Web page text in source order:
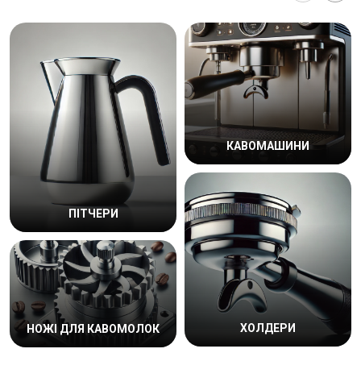
ПІТЧЕРИ
НОЖІ ДЛЯ КАВОМОЛОК
КАВОМАШИНИ
ХОЛДЕРИ